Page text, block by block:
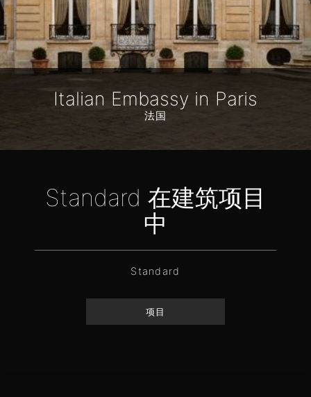
Italian Embassy in Paris
法国
Standard 在建筑项目
中
Standard
项目